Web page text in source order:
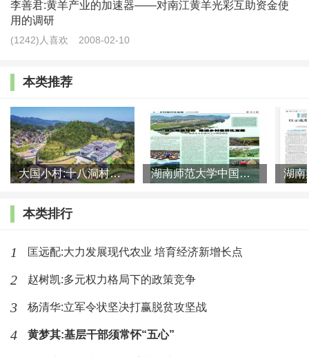
着农村集体经济组织的正式诞生。1953年2月，中央正
式通过《关于农业生产互助合作的决议》。这个决议要
业生产合作社。这是在土地私有基础上的农业生产合作
社，后来被称为初级社。
据《农业生产合作社示范章程草案》的明文规定，
农业生产合作社已被明确定义为集体经济组织，初级和
为初级农业生产合作社的建立就已经标志着农村集体经
地私有权和其他生产资料的私有权，农民按入股的土地
分配一定的收获量，并按入股的工具及牲畜取得合理的
报酬；另一方面是在共同劳动的基础上，又有部分社会
李善君:黄羊产业的加速器——对南江黄羊光彩互助资金使
用的调研
(1242)人喜欢 2008-02-10
本类推荐
大国小村:十八洞村的现代变迁是一道美丽的风景线 湖南师范大学中国乡村振兴研究院课题组:突出地域特色 推进乡村
本类排行
1 匡远配:大力发展现代农业 培育经济新增长点
2 赵树凯:多元权力格局下的政策竞争
3 杨清华:立军令状坚决打赢脱贫攻坚战
4 黄梦其:基层干部须常怀“五心”